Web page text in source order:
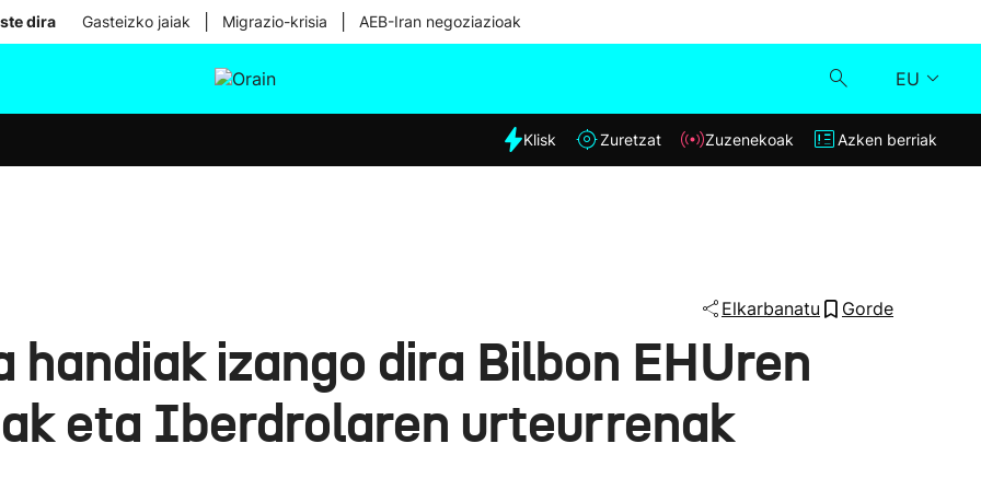
dira Gasteizko jaiak Migrazio-krisia AEB-Iran negoziazioak
EU
Eguraldia
Klisk
Klisk Zuretzat Zuzenekoak Azken berriak
Elkarbanatu Gorde
izango dira Bilbon EHUren
eta Iberdrolaren urteurrenak